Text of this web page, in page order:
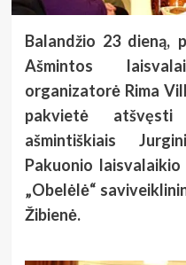
Balandžio 23 dieną,
Ašmintos
organizatorė Rima
pakvietė
ašmintiškiais
Pakuonio
„Obelėlė“
Žibienė.